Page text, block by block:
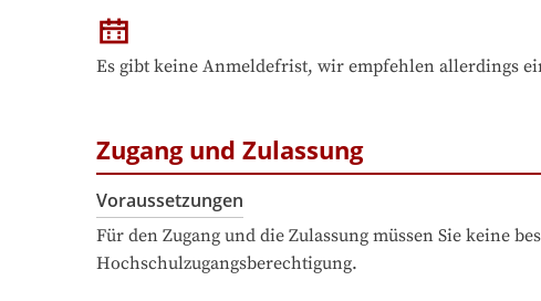
Es gibt keine Anmeldefrist, wir empfehlen allerdings
Zugang und Zulassung
Voraussetzungen
Für den Zugang und die Zulassung müssen Sie keine
Hochschulzugangsberechtigung.